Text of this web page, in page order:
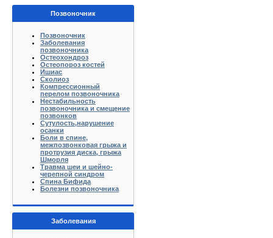
Позвоночник
Позвоночник
Заболевания
позвоночника
Остеохондроз
Остеопороз костей
Ишиас
Сколиоз
Компрессионный
перелом позвоночника
Нестабильность
позвоночника и смещение
позвонков
Сутулость,нарушение
осанки
Боли в спине,
межпозвонковая грыжа и
протрузия диска, грыжа
Шморля
Травма шеи и шейно-
черепной синдром
Спина Бифида
Болезни позвоночника
Заболевания